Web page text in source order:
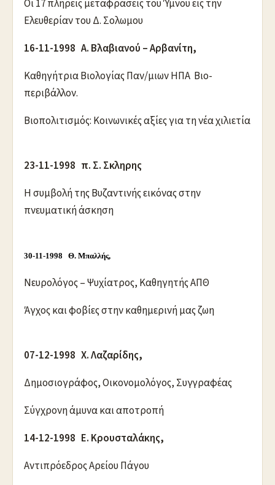
Οι 17 πλήρεις μεταφράσεις του Ύμνου εις την
Ελευθερίαν του Δ. Σολωμου
16-11-1998 Α. Βλαβιανού – Αρβανίτη,
Καθηγήτρια Βιολογίας Παν/μιων ΗΠΑ Βιο-
περιβάλλον.
Βιοπολιτισμός: Κοινωνικές αξίες για τη νέα χιλιετία
23-11-1998 π. Σ. Σκληρης
Η συμβολή της Βυζαντινής εικόνας στην
πνευματική άσκηση
30-11-1998 Θ. Μπαλλής,
Νευρολόγος – Ψυχίατρος, Καθηγητής ΑΠΘ
Άγχος και φοβίες στην καθημερινή μας ζωη
07-12-1998 Χ. Λαζαρίδης,
Δημοσιογράφος, Οικονομολόγος, Συγγραφέας
Σύγχρονη άμυνα και αποτροπή
14-12-1998 Ε. Κρουσταλάκης,
Αντιπρόεδρος Αρείου Πάγου